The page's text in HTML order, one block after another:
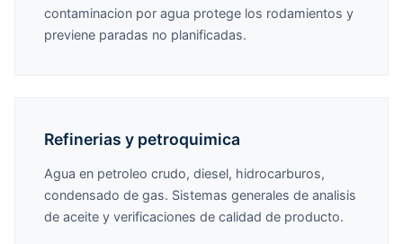
contaminacion por agua protege los rodamientos y
previene paradas no planificadas.
Refinerias y petroquimica
Agua en petroleo crudo, diesel, hidrocarburos,
condensado de gas. Sistemas generales de analisis
de aceite y verificaciones de calidad de producto.